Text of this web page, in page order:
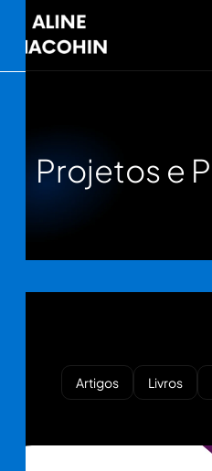
Projetos e P
Artigos Livros